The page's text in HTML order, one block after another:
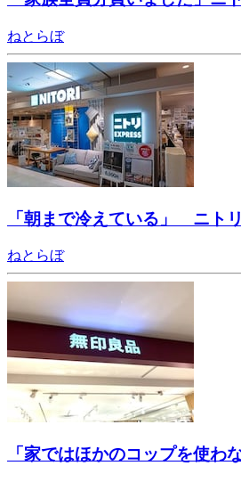
ねとらぼ
「朝まで冷えている」 ニト
ねとらぼ
「家ではほかのコップを使